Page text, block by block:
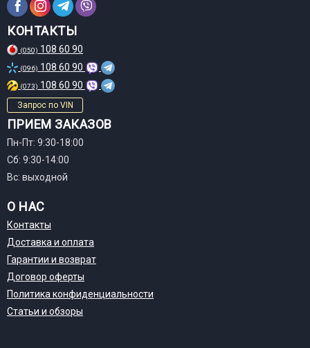
КОНТАКТЫ
(050) 108 60 90
(096) 108 60 90
(073) 108 60 90
Запрос по VIN
ПРИЕМ ЗАКАЗОВ
Пн-Пт: 9:30-18:00
Сб: 9:30-14:00
Вс: выходной
О НАС
Контакты
Доставка и оплата
Гарантии и возврат
Договор оферты
Политика конфиденциальности
Статьи и обзоры